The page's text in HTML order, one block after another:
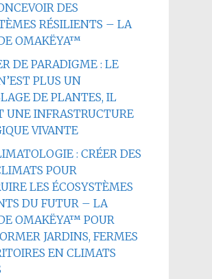
DES
RÉSILIENTS – LA
OMAKËYA™
DE PARADIGME : LE
PLUS UN
DE PLANTES, IL
UNE INFRASTRUCTURE
VIVANTE
: CRÉER DES
POUR
LES ÉCOSYSTÈMES
DU FUTUR – LA
OMAKËYA™ POUR
JARDINS, FERMES
EN CLIMATS